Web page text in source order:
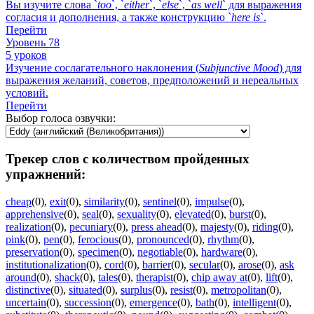
Вы изучите слова `too`, `either`, `else`, `as well` для выражения
согласия и дополнения, а также конструкцию `here is`.
Перейти
Уровень 78
5 уроков
Изучение сослагательного наклонения (Subjunctive Mood) для
выражения желаний, советов, предположений и нереальных
условий.
Перейти
Выбор голоса озвучки:
Трекер слов с количеством пройденных
упражнений:
cheap(0), exit(0), similarity(0), sentinel(0), impulse(0),
apprehensive(0), seal(0), sexuality(0), elevated(0), burst(0),
realization(0), pecuniary(0), press ahead(0), majesty(0), riding(0),
pink(0), pen(0), ferocious(0), pronounced(0), rhythm(0),
preservation(0), specimen(0), negotiable(0), hardware(0),
institutionalization(0), cord(0), barrier(0), secular(0), arose(0), ask
around(0), shack(0), tales(0), therapist(0), chip away at(0), lift(0),
distinctive(0), situated(0), surplus(0), resist(0), metropolitan(0),
uncertain(0), succession(0), emergence(0), bath(0), intelligent(0),